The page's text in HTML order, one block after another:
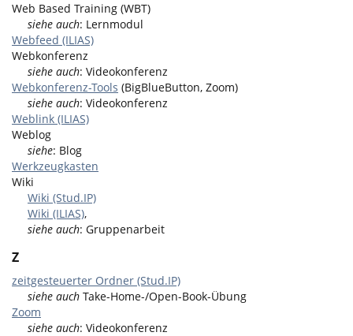
Web Based Training (WBT)
siehe auch: Lernmodul
Webfeed (ILIAS)
Webkonferenz
siehe auch: Videokonferenz
Webkonferenz-Tools (BigBlueButton, Zoom)
siehe auch: Videokonferenz
Weblink (ILIAS)
Weblog
siehe: Blog
Werkzeugkasten
Wiki
Wiki (Stud.IP)
Wiki (ILIAS),
siehe auch: Gruppenarbeit
Z
zeitgesteuerter Ordner (Stud.IP)
siehe auch Take-Home-/Open-Book-Übung
Zoom
siehe auch: Videokonferenz